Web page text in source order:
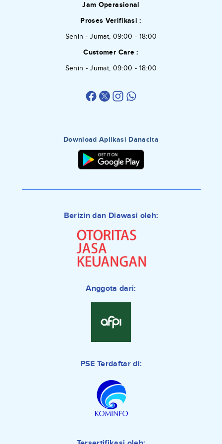
Jam Operasional
Proses Verifikasi :
Senin - Jumat, 09:00 - 18:00
Customer Care :
Senin - Jumat, 09:00 - 18:00
Download Aplikasi Danacita
Berizin dan Diawasi oleh:
Anggota dari:
PSE Terdaftar di: